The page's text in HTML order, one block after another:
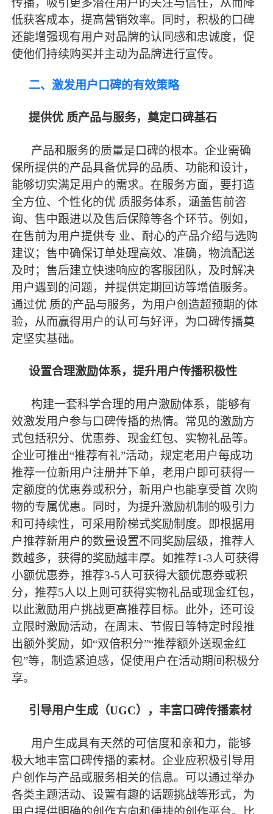
低获客成本，提高营销效率。同时，积极的口碑
还能增强现有用户对品牌的认同感和忠诚度，促
使他们持续购买并主动为品牌进行宣传。
二、激发用户口碑的有效策略
提供优 质产品与服务，奠定口碑基石
产品和服务的质量是口碑的根本。企业需确
保所提供的产品具备优异的品质、功能和设计，
能够切实满足用户的需求。在服务方面，要打造
全方位、个性化的优 质服务体系，涵盖售前咨
询、售中跟进以及售后保障等各个环节。例如，
在售前为用户提供专 业、耐心的产品介绍与选购
建议；售中确保订单处理高效、准确，物流配送
及时；售后建立快速响应的客服团队，及时解决
用户遇到的问题，并提供定期回访等增值服务。
通过优 质的产品与服务，为用户创造超预期的体
验，从而赢得用户的认可与好评，为口碑传播奠
定坚实基础。
设置合理激励体系，提升用户传播积极性
构建一套科学合理的用户激励体系，能够有
效激发用户参与口碑传播的热情。常见的激励方
式包括积分、优惠券、现金红包、实物礼品等。
企业可推出“推荐有礼”活动，规定老用户每成功
推荐一位新用户注册并下单，老用户即可获得一
定额度的优惠券或积分，新用户也能享受首 次购
物的专属优惠。同时，为提升激励机制的吸引力
和可持续性，可采用阶梯式奖励制度。即根据用
户推荐新用户的数量设置不同奖励层级，推荐人
数越多，获得的奖励越丰厚。如推荐1-3人可获得
小额优惠券，推荐3-5人可获得大额优惠券或积
分，推荐5人以上则可获得实物礼品或现金红包，
以此激励用户挑战更高推荐目标。此外，还可设
立限时激励活动，在周末、节假日等特定时段推
出额外奖励，如“双倍积分”“推荐额外送现金红
包”等，制造紧迫感，促使用户在活动期间积极分
享。
引导用户生成（UGC），丰富口碑传播素材
用户生成具有天然的可信度和亲和力，能够
极大地丰富口碑传播的素材。企业应积极引导用
户创作与产品或服务相关的信息。可以通过举办
各类主题活动、设置有趣的话题挑战等形式，为